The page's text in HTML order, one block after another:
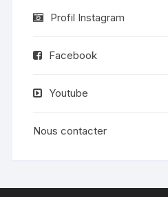
Profil Instagram
Facebook
Youtube
Nous contacter